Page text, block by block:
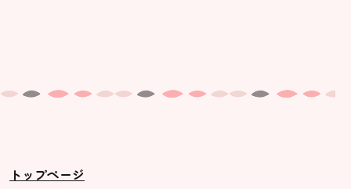
トップページ